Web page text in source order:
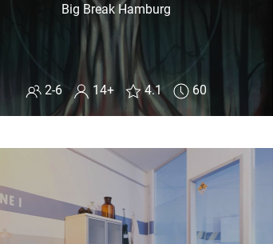
Big Break Hamburg
2-6 14+ 4.1 60